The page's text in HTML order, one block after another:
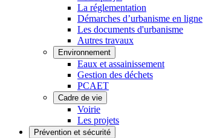
La réglementation
Démarches d’urbanisme en ligne
Les documents d'urbanisme
Autres travaux
Environnement
Eaux et assainissement
Gestion des déchets
PCAET
Cadre de vie
Voirie
Les projets
Prévention et sécurité